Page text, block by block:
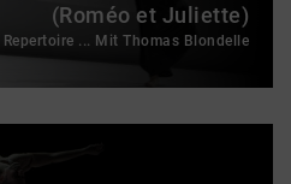
(Roméo et Juliette)
... Mit Thomas Blondelle